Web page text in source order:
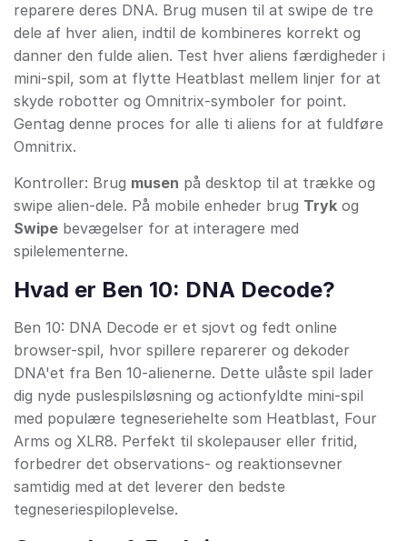
reparere deres DNA. Brug musen til at swipe de tre
dele af hver alien, indtil de kombineres korrekt og
danner den fulde alien. Test hver aliens færdigheder i
mini-spil, som at flytte Heatblast mellem linjer for at
skyde robotter og Omnitrix-symboler for point.
Gentag denne proces for alle ti aliens for at fuldføre
Omnitrix.
Kontroller: Brug musen på desktop til at trække og
swipe alien-dele. På mobile enheder brug Tryk og
Swipe bevægelser for at interagere med
spilelementerne.
Hvad er Ben 10: DNA Decode?
Ben 10: DNA Decode er et sjovt og fedt online
browser-spil, hvor spillere reparerer og dekoder
DNA'et fra Ben 10-alienerne. Dette ulåste spil lader
dig nyde puslespilsløsning og actionfyldte mini-spil
med populære tegneseriehelte som Heatblast, Four
Arms og XLR8. Perfekt til skolepauser eller fritid,
forbedrer det observations- og reaktionsevner
samtidig med at det leverer den bedste
tegneseriespiloplevelse.